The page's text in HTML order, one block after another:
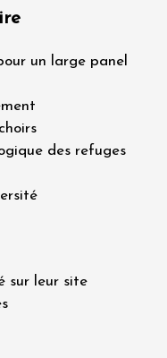
un large panel
des refuges
sur leur site